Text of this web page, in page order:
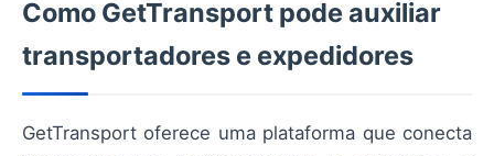
Como GetTransport pode auxiliar
transportadores e expedidores
GetTransport oferece uma plataforma que conecta